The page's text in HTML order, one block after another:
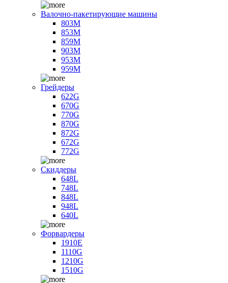
Валочно-пакетирующие машины
803M
853M
859M
903M
953M
959M
Грейдеры
622G
670G
770G
870G
872G
672G
772G
Скиддеры
648L
748L
848L
948L
640L
Форвардеры
1910E
1110G
1210G
1510G